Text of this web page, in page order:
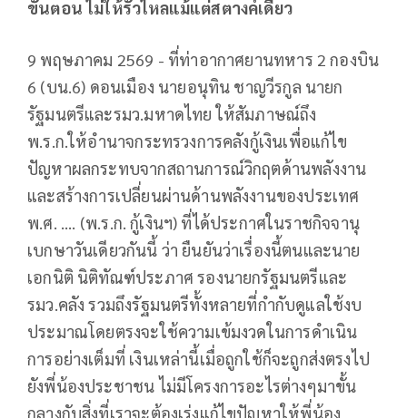
ขั้นตอน ไม่ให้รั่วไหลแม้แต่สตางค์เดียว
9 พฤษภาคม 2569 - ที่ท่าอากาศยานทหาร 2 กองบิน
6 (บน.6) ดอนเมือง นายอนุทิน ชาญวีรกูล นายก
รัฐมนตรีและรมว.มหาดไทย ให้สัมภาษณ์ถึง
พ.ร.ก.ให้อํานาจกระทรวงการคลังกู้เงินเพื่อแก้ไข
ปัญหาผลกระทบจากสถานการณ์วิกฤตด้านพลังงาน
และสร้างการเปลี่ยนผ่านด้านพลังงานของประเทศ
พ.ศ. .... (พ.ร.ก. กู้เงินฯ) ที่ได้ประกาศในราชกิจจานุ
เบกษาวันเดียวกันนี้ ว่า ยืนยันว่าเรื่องนี้ตนและนาย
เอกนิติ นิติทัณฑ์ประภาศ รองนายกรัฐมนตรีและ
รมว.คลัง รวมถึงรัฐมนตรีทั้งหลายที่กำกับดูแลใช้งบ
ประมาณโดยตรงจะใช้ความเข้มงวดในการดำเนิน
การอย่างเต็มที่ เงินเหล่านี้เมื่อถูกใช้ก็จะถูกส่งตรงไป
ยังพี่น้องประชาชน ไม่มีโครงการอะไรต่างๆมาขั้น
กลางกับสิ่งที่เราจะต้องเร่งแก้ไขปัญหาให้พี่น้อง